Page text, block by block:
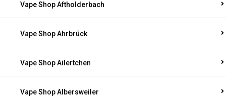
Vape Shop Aftholderbach
Vape Shop Ahrbrück
Vape Shop Ailertchen
Vape Shop Albersweiler